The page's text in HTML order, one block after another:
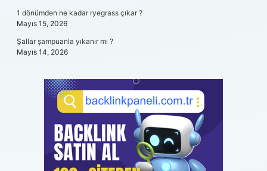
1 dönümden ne kadar ryegrass çıkar ?
Mayıs 15, 2026
Şallar şampuanla yıkanır mı ?
Mayıs 14, 2026